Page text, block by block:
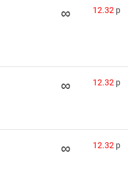
∞ 12.32 p
∞ 12.32 p
∞ 12.32 p